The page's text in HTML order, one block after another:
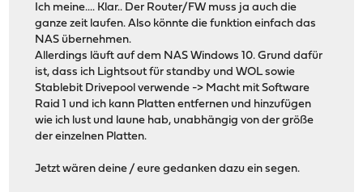
Ich meine.... Klar.. Der Router/FW muss ja auch die
ganze zeit laufen. Also könnte die funktion einfach das
NAS übernehmen.
Allerdings läuft auf dem NAS Windows 10. Grund dafür
ist, dass ich Lightsout für standby und WOL sowie
Stablebit Drivepool verwende -> Macht mit Software
Raid 1 und ich kann Platten entfernen und hinzufügen
wie ich lust und laune hab, unabhängig von der größe
der einzelnen Platten.
Jetzt wären deine / eure gedanken dazu ein segen.